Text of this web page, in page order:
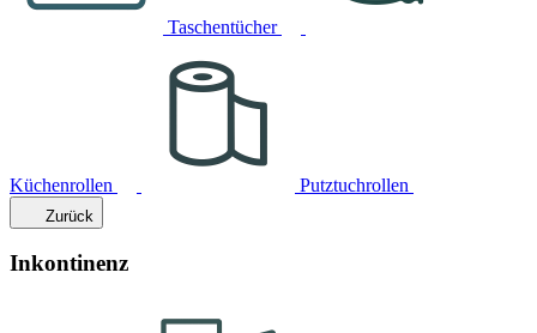
Taschentücher
Küchenrollen Putztuchrollen
Zurück
Inkontinenz